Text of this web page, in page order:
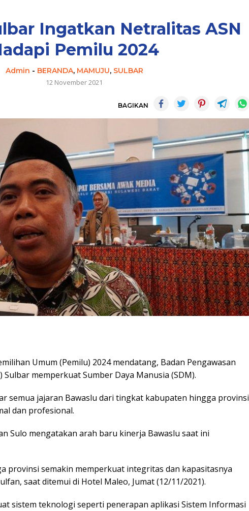
Ingatkan Netralitas ASN
Pemilu 2024
Admin - BERANDA, MAMUJU, SULBAR
12 November 2021
BAGIKAN
Umum (Pemilu) 2024 mendatang, Badan Pengawasan
Sulbar memperkuat Sumber Daya Manusia (SDM).
semua jajaran Bawaslu dari tingkat kabupaten hingga provinsi
dan profesional.
Sulo mengatakan arah baru kinerja Bawaslu saat ini
provinsi semakin memperkuat integritas dan kapasitasnya
saat ditemui di Hotel Maleo, Jumat (12/11/2021).
sistem teknologi seperti penerapan aplikasi Sistem Informasi